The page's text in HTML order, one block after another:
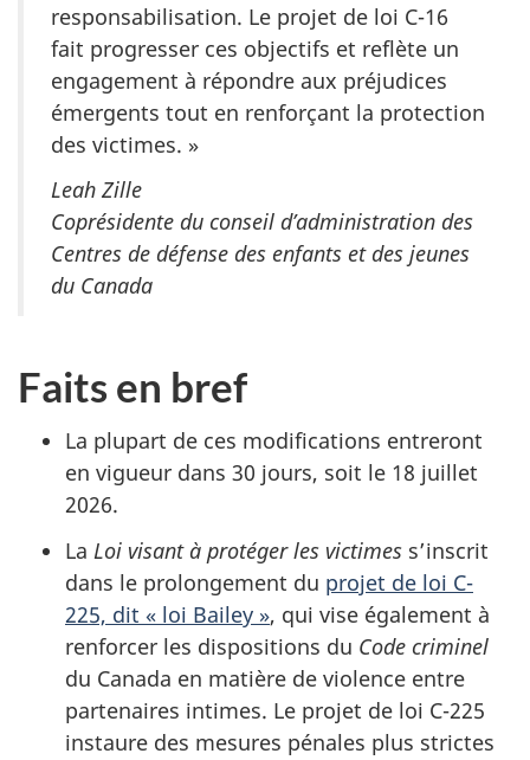
responsabilisation. Le projet de loi C-16
fait progresser ces objectifs et reflète un
engagement à répondre aux préjudices
émergents tout en renforçant la protection
des victimes. »
Leah Zille
Coprésidente du conseil d’administration des
Centres de défense des enfants et des jeunes
du Canada
Faits en bref
La plupart de ces modifications entreront
en vigueur dans 30 jours, soit le 18 juillet
2026.
La Loi visant à protéger les victimes s’inscrit
dans le prolongement du projet de loi C-
225, dit « loi Bailey », qui vise également à
renforcer les dispositions du Code criminel
du Canada en matière de violence entre
partenaires intimes. Le projet de loi C-225
instaure des mesures pénales plus strictes